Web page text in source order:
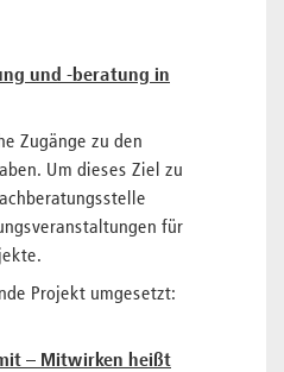
und -beratung in
Zugänge zu den
Um dieses Ziel zu
für
Projekt umgesetzt:
– Mitwirken heißt